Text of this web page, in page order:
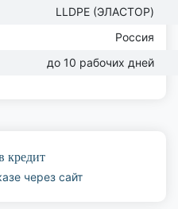
LLDPE (ЭЛАСТОР)
Россия
до 10 рабочих дней
кредит
через сайт